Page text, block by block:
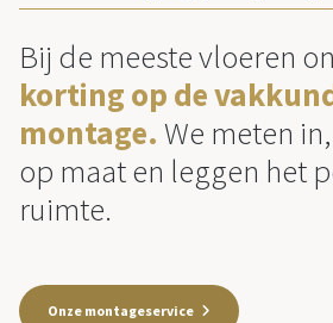
Bij de meeste vloeren
korting op de
montage. We meten
op maat en leggen het
ruimte.
Onze montageservice